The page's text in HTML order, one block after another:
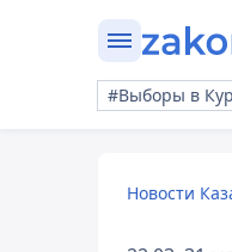
#Выборы в
Новости